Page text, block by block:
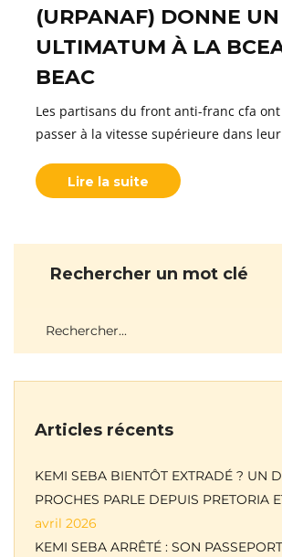
(URPANAF) DONNE UN
ULTIMATUM À LA
BEAC
Les partisans du front anti-franc cfa
passer à la vitesse supérieure dans
Lire la suite
Rechercher un mot clé
Articles récents
KEMI SEBA BIENTÔT EXTRADÉ ? UN
PROCHES PARLE DEPUIS PRETORIA
avril 2026
KEMI SEBA ARRÊTÉ : SON